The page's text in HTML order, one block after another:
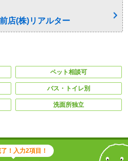
店(株)リアルター
ペット相談可
バス・トイレ別
洗面所独立
！入力2項目！